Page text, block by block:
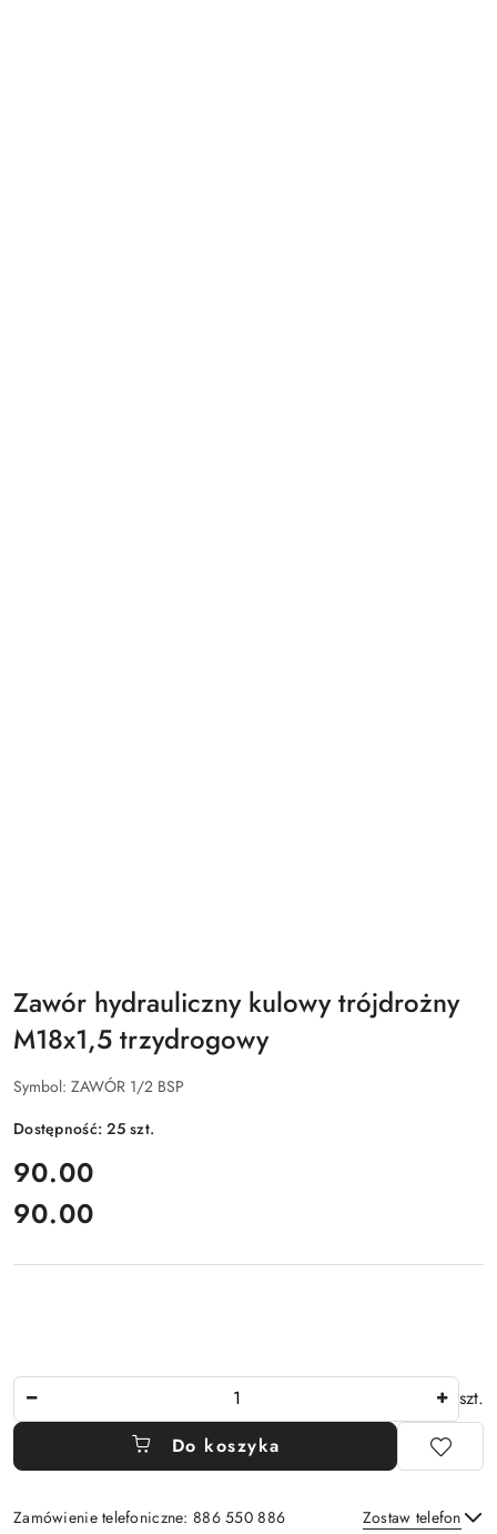
Zawór hydrauliczny kulowy trójdrożny
M18x1,5 trzydrogowy
Symbol: ZAWÓR 1/2 BSP
Dostępność:25szt.
cena:
90.00
Cena:
90.00
szt.
Do koszyka
Zamówienie telefoniczne: 886 550 886 Zostaw telefon